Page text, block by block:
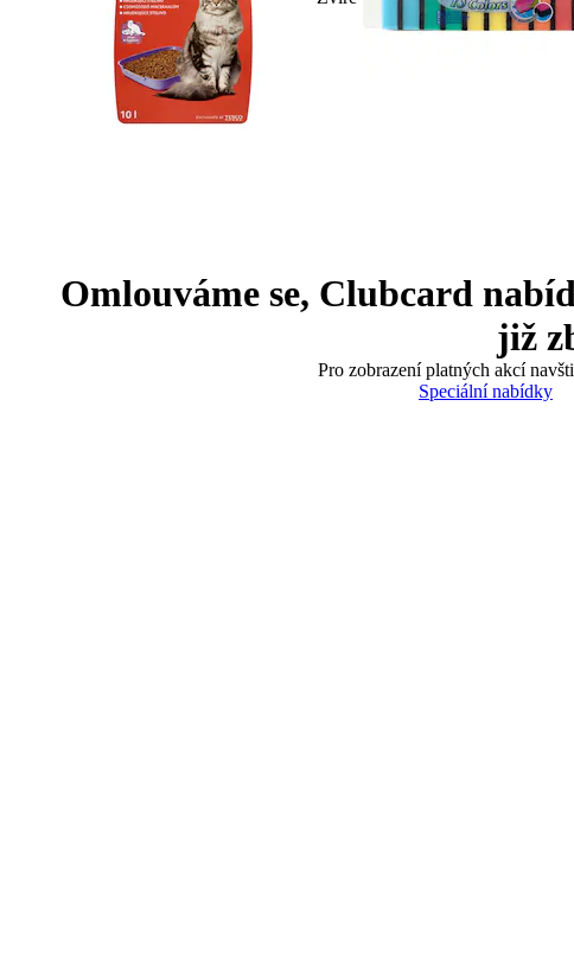
Omlouváme se, Clubcard
již
Pro zobrazení platných akcí
Speciální nabídky